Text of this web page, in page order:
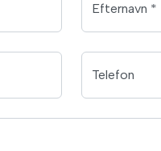
Efternavn *
Telefon